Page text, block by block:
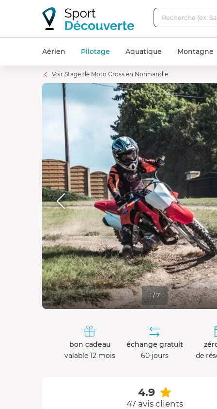
Aérien Pilotage Aquatique Montagne
Voir Stage de Moto Cross en Normandie
1 / 7
bon cadeau
valable 12 mois
échange gratuit
60 jours
de
4.9
47 avis clients